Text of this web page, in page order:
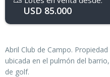
USD 85.000
Abril Club de Campo.
ubicada en el pulmón del
de golf.